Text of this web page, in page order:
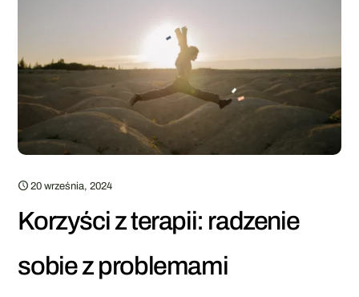
20 września, 2024
Korzyści z terapii: radzenie
sobie z problemami